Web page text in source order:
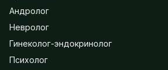
Андролог
Невролог
Гинеколог-эндокринолог
Психолог